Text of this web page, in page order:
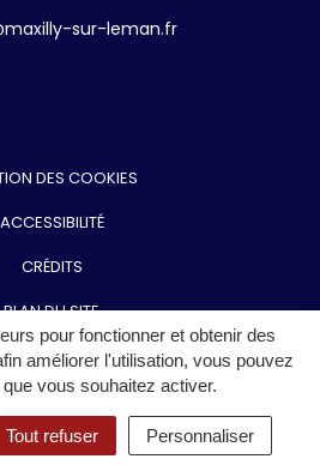
pour fonctionner et obtenir des
améliorer l'utilisation, vous pouvez
vous souhaitez activer.
Tout refuser Personnaliser
sur-leman.fr
DES COOKIES
ACCESSIBILITÉ
CRÉDITS
PLAN DU SITE
LÉGALES
DE CONFIDENTIALITÉ